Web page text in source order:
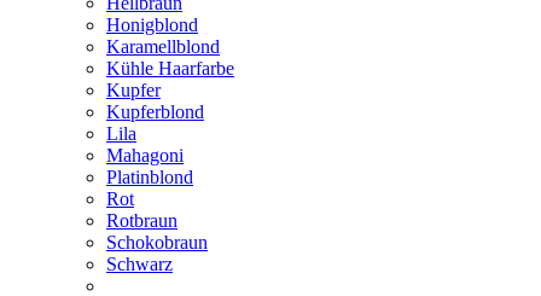
Honigblond
Karamellblond
Kühle Haarfarbe
Kupfer
Kupferblond
Lila
Mahagoni
Platinblond
Rot
Rotbraun
Schokobraun
Schwarz